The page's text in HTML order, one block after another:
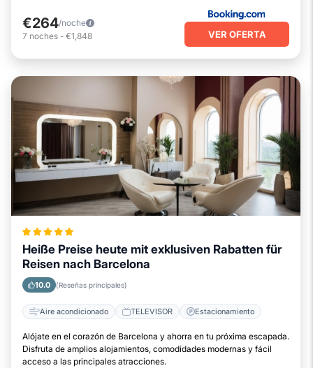
€264/noche
7 noches - €1,848 VER OFERTA
Heiße Preise heute mit exklusiven Rabatten für
Reisen nach Barcelona
10.0 (Reseñas principales)
Aire acondicionado TELEVISOR Estacionamiento
Alójate en el corazón de Barcelona y ahorra en tu próxima escapada.
Disfruta de amplios alojamientos, comodidades modernas y fácil
acceso a las principales atracciones.